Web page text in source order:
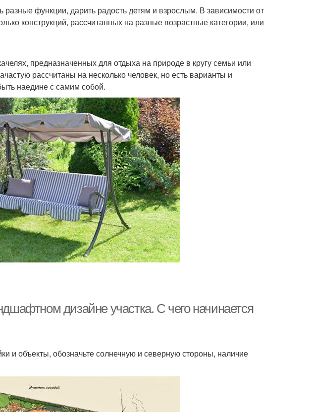
разные функции, дарить радость детям и взрослым. В зависимости от
конструкций, рассчитанных на разные возрастные категории, или
предназначенных для отдыха на природе в кругу семьи или
рассчитаны на несколько человек, но есть варианты и
наедине с самим собой.
дизайне участка. С чего начинается
и объекты, обозначьте солнечную и северную стороны, наличие